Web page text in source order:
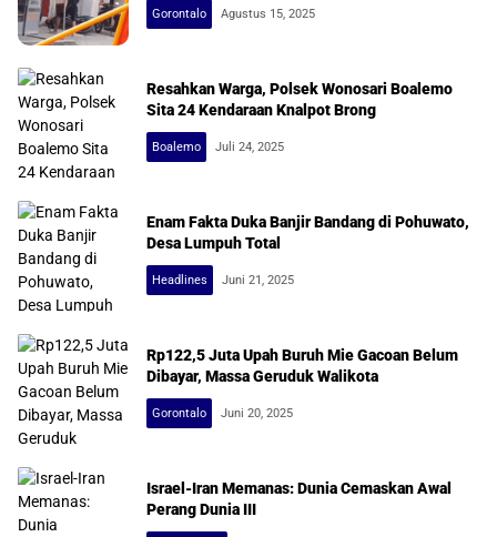
Gorontalo Agustus 15, 2025
Resahkan Warga, Polsek Wonosari Boalemo
Sita 24 Kendaraan Knalpot Brong
Boalemo Juli 24, 2025
Enam Fakta Duka Banjir Bandang di Pohuwato,
Desa Lumpuh Total
Headlines Juni 21, 2025
Rp122,5 Juta Upah Buruh Mie Gacoan Belum
Dibayar, Massa Geruduk Walikota
Gorontalo Juni 20, 2025
Israel-Iran Memanas: Dunia Cemaskan Awal
Perang Dunia III